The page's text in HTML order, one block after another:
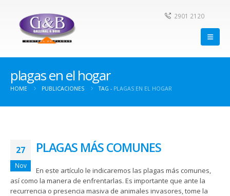
2901 2120
plagas en el hogar
HOME PUBLICACIONES TAG - PLAGAS EN EL HOGAR
27
Nov
PLAGAS MÁS COMUNES
En este artículo le indicaremos las plagas más comunes,
así como la manera de enfrentarlas. Es importante que ante la
recurrencia o presencia masiva de animales invasores, tome la